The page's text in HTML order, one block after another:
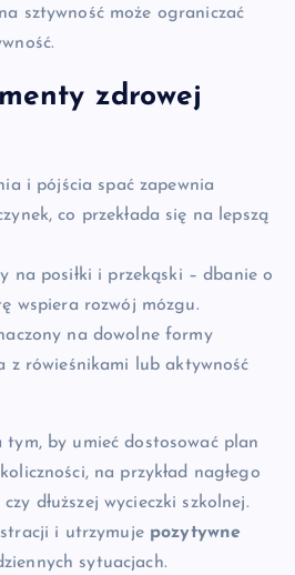
sztywność może ograniczać
zdrowej
i pójścia spać zapewnia
co przekłada się na lepszą
na posiłki i przekąski – dbanie o
wspiera rozwój mózgu.
na dowolne formy
z rówieśnikami lub aktywność
tym, by umieć dostosować plan
na przykład nagłego
dłuższej wycieczki szkolnej.
i utrzymuje pozytywne
sytuacjach.